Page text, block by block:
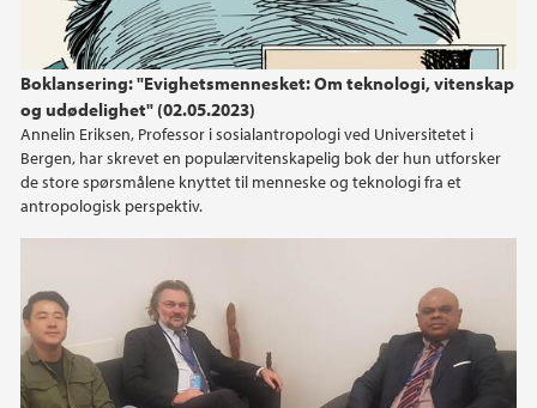
Boklansering: "Evighetsmennesket: Om teknologi, vitenskap
og udødelighet" (02.05.2023)
Annelin Eriksen, Professor i sosialantropologi ved Universitetet i
Bergen, har skrevet en populærvitenskapelig bok der hun utforsker
de store spørsmålene knyttet til menneske og teknologi fra et
antropologisk perspektiv.